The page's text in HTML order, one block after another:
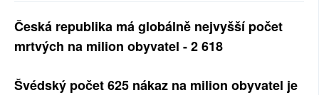
SOCIÁLNÍ SÍTĚ
Česká republika má globálně nejvyšší počet
mrtvých na milion obyvatel - 2 618
Švédský počet 625 nákaz na milion obyvatel je